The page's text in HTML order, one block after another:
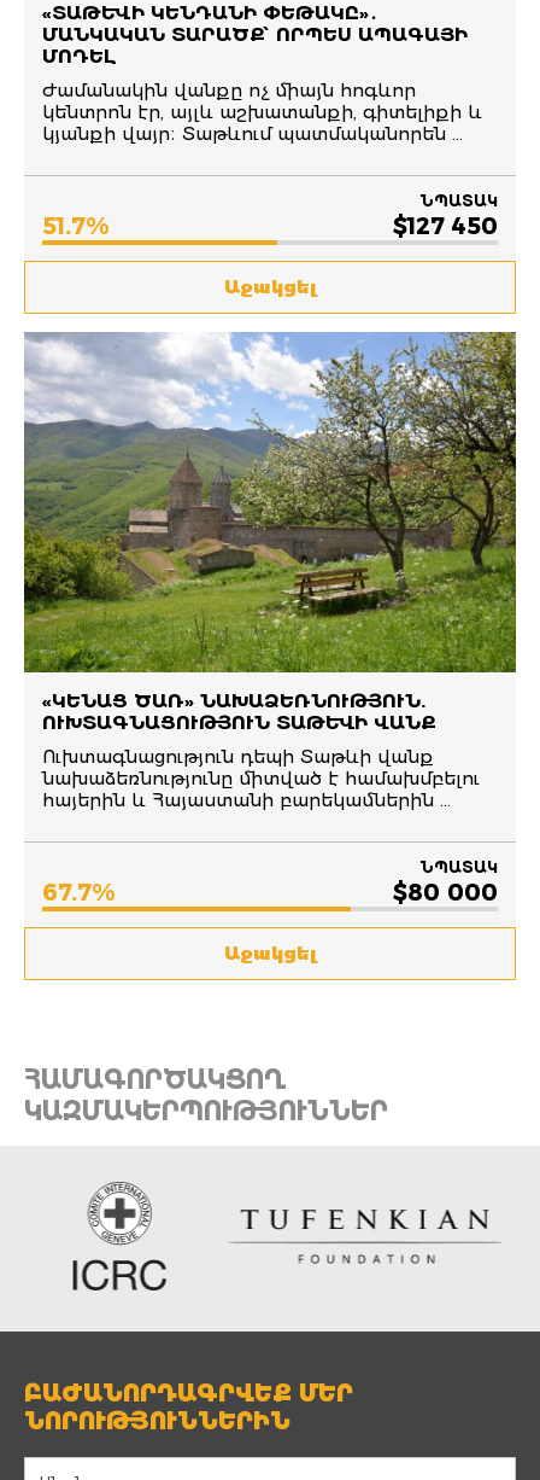
«ՏԱԹԵՒԻ ԿԵՆԴԱՆԻ ՓԵԹԱԿԸ»․ Մ
ԱՆԿԱԿԱՆ ՏԱՐԱԾՔ՝ ՈՐՊԵՍ ԱՊԱԳԱՅԻ Մ
ՈԴԵԼ
Ժամանակին վանքը ոչ միայն հոգևոր
կենտրոն էր, այլև աշխատանքի, գիտելիքի և
կյանքի վայր։ Տաթևում պատմականորեն ...
ՆՊԱՏԱԿ
51.7% $127 450
Աջակցել
«ԿԵՆԱՑ ԾԱՌ» ՆԱԽԱՁԵՌՆՈՒԹՅՈՒՆ.
ՈՒԽՏԱԳՆԱՑՈՒԹՅՈՒՆ ՏԱԹԵՎԻ ՎԱՆՔ
Ուխտագնացություն դեպի Տաթևի վանք
նախաձեռնությունը միտված է համախմբելու
հայերին և Հայաստանի բարեկամներին ...
ՆՊԱՏԱԿ
67.7% $80 000
Աջակցել
ՀԱՄԱԳՈՐԾԱԿՑՈՂ
ԿԱԶՄԱԿԵՐՊՈՒԹՅՈՒՆՆԵՐ
ԲԱԺԱՆՈՐԴԱԳՐՎԵՔ ՄԵՐ
ՆՈՐՈՒԹՅՈՒՆՆԵՐԻՆ